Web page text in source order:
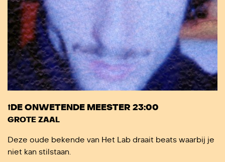
⭡DE ONWETENDE MEESTER 23:00
GROTE ZAAL
Deze oude bekende van Het Lab draait beats waarbij je
niet kan stilstaan.